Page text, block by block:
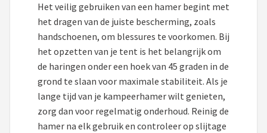
Het veilig gebruiken van een hamer begint met
het dragen van de juiste bescherming, zoals
handschoenen, om blessures te voorkomen. Bij
het opzetten van je tent is het belangrijk om
de haringen onder een hoek van 45 graden in de
grond te slaan voor maximale stabiliteit. Als je
lange tijd van je kampeerhamer wilt genieten,
zorg dan voor regelmatig onderhoud. Reinig de
hamer na elk gebruik en controleer op slijtage